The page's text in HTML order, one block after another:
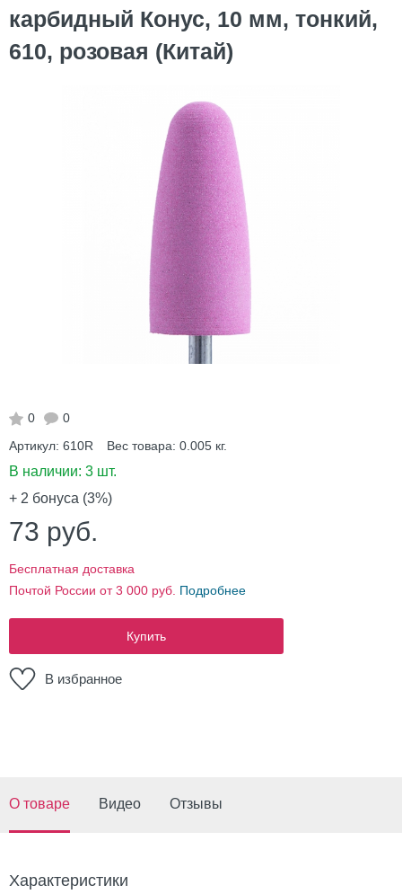
карбидный Конус, 10 мм, тонкий,
610, розовая (Китай)
0
0
Артикул: 610R Вес товара: 0.005 кг.
В наличии: 3 шт.
+ 2 бонуса (3%)
73 руб.
Бесплатная доставка
Почтой России от 3 000 руб. Подробнее
Купить
В избранное
О товаре Видео Отзывы
Характеристики